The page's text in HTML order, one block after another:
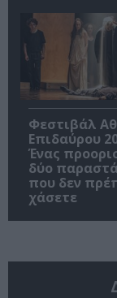
Φεστιβάλ
Επιδαύρου
Ένας
δύο
που δεν
χάσετε